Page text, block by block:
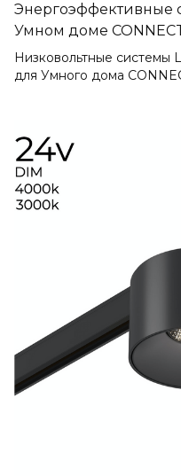
Энергоэффективные
Умном доме
Низковольтные системы
для Умного дома